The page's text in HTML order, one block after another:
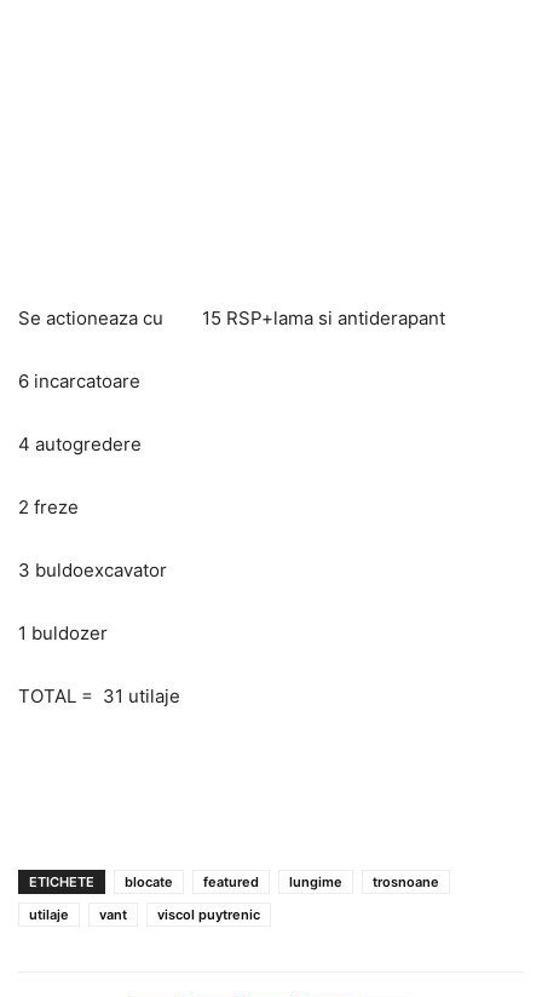
Se actioneaza cu 15 RSP+lama si antiderapant
6 incarcatoare
4 autogredere
2 freze
3 buldoexcavator
1 buldozer
TOTAL = 31 utilaje
ETICHETE blocate featured lungime
trosnoane
utilaje
vant viscol puytrenic